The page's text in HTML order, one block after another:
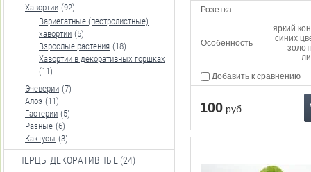
Хавортии (92)
Вариегатные (пестролистные)
хавортии (5)
Взрослые растения (18)
Хавортии в декоративных горшках
(11)
Эчеверии (7)
Алоэ (11)
Гастерии (5)
Разные (6)
Кактусы (3)
ПЕРЦЫ ДЕКОРАТИВНЫЕ (24)
Розетка
Особенность
яркий
синих
Добавить к сравнению
100 руб.